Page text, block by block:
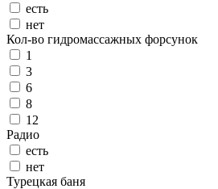
есть
нет
Кол-во гидромассажных форсунок
1
3
6
8
12
Радио
есть
нет
Турецкая баня